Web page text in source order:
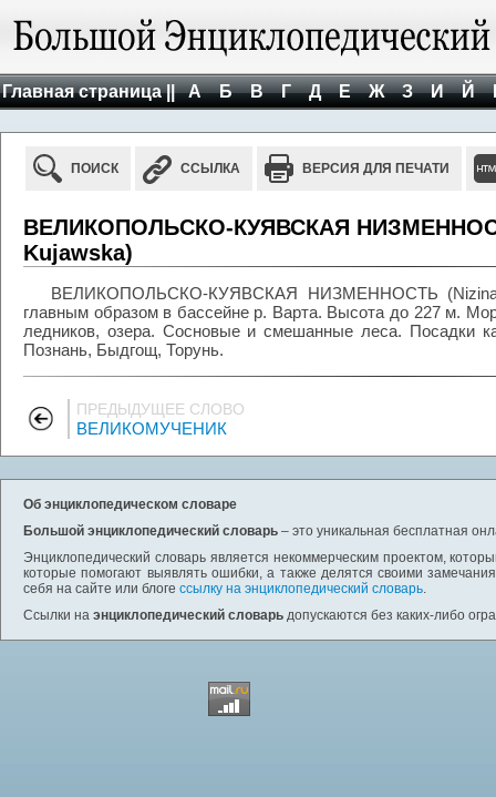
Главная страница || А Б В Г Д Е Ж З И Й
ПОИСК ССЫЛКА ВЕРСИЯ ДЛЯ ПЕЧАТИ
ВЕЛИКОПОЛЬСКО-КУЯВСКАЯ
Kujawska)
ВЕЛИКОПОЛЬСКО-КУЯВСКАЯ НИЗМЕННОСТЬ (Nizina
главным образом в бассейне р. Варта. Высота до 227 м.
ледников, озера. Сосновые и смешанные леса. Посадки
Познань, Быдгощ, Торунь.
ПРЕДЫДУЩЕЕ СЛОВО
ВЕЛИКОМУЧЕНИК
Об энциклопедическом словаре
Большой энциклопедический словарь – это уникальная бесплатная
Энциклопедический словарь является некоммерческим проектом,
которые помогают выявлять ошибки, а также делятся своими
себя на сайте или блоге ссылку на энциклопедический словарь.
Ссылки на энциклопедический словарь допускаются без каких-либо